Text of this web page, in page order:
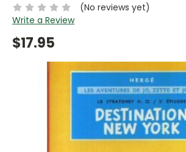
(No reviews yet)
Write a Review
$17.95